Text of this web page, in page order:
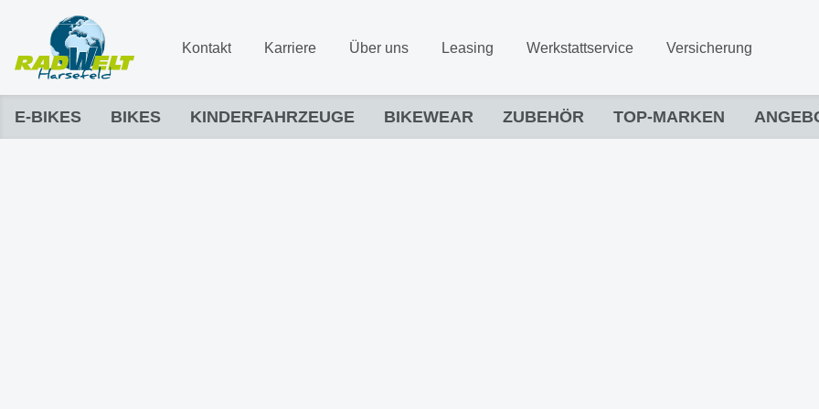
Kontakt Karriere Über uns Leasing Werkstattservice Versicherung
E-BIKES BIKES KINDERFAHRZEUGE BIKEWEAR ZUBEHÖR TOP-MARKEN